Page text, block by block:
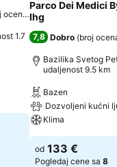
ocena: 1.496
1.7
Parco Dei Medici
Ihg
7,8 Dobro (broj
Bazilika Svetog
udaljenost 9.5 km
Bazen
Dozvoljeni kućni
Klima
od 133 €
Pogledaj cene sa 8